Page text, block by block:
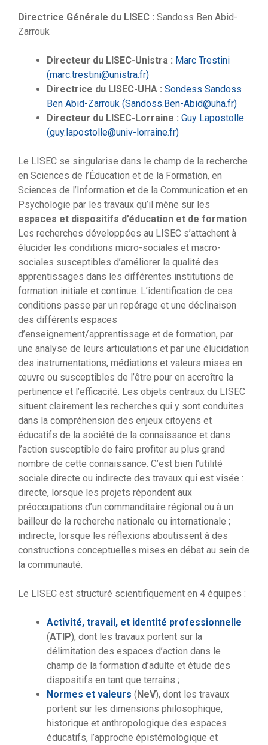
Directrice Générale du LISEC : Sandoss Ben Abid-
Zarrouk
Directeur du LISEC-Unistra : Marc Trestini
(marc.trestini@unistra.fr)
Directrice du LISEC-UHA : Sondess Sandoss
Ben Abid-Zarrouk (Sandoss.Ben-Abid@uha.fr)
Directeur du LISEC-Lorraine : Guy Lapostolle
(guy.lapostolle@univ-lorraine.fr)
Le LISEC se singularise dans le champ de la recherche
en Sciences de l’Éducation et de la Formation, en
Sciences de l’Information et de la Communication et en
Psychologie par les travaux qu’il mène sur les
espaces et dispositifs d’éducation et de formation
Les recherches développées au LISEC s’attachent à
élucider les conditions micro-sociales et macro-
sociales susceptibles d’améliorer la qualité des
apprentissages dans les différentes institutions de
formation initiale et continue. L’identification de ces
conditions passe par un repérage et une déclinaison
des différents espaces
d’enseignement/apprentissage et de formation, par
une analyse de leurs articulations et par une élucidation
des instrumentations, médiations et valeurs mises en
œuvre ou susceptibles de l’être pour en accroître la
pertinence et l’efficacité. Les objets centraux du LISEC
situent clairement les recherches qui y sont conduites
dans la compréhension des enjeux citoyens et
éducatifs de la société de la connaissance et dans
l’action susceptible de faire profiter au plus grand
nombre de cette connaissance. C’est bien l’utilité
sociale directe ou indirecte des travaux qui est visée :
directe, lorsque les projets répondent aux
préoccupations d’un commanditaire régional ou à un
bailleur de la recherche nationale ou internationale ;
indirecte, lorsque les réflexions aboutissent à des
constructions conceptuelles mises en débat au sein de
la communauté.
Le LISEC est structuré scientifiquement en 4 équipes :
Activité, travail, et identité professionnelle
(ATIP), dont les travaux portent sur la
délimitation des espaces d’action dans le
champ de la formation d’adulte et étude des
dispositifs en tant que terrains ;
Normes et valeurs (NeV), dont les travaux
portent sur les dimensions philosophique,
historique et anthropologique des espaces
éducatifs, l’approche épistémologique et